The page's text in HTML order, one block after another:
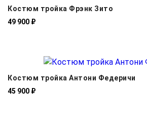
Костюм тройка Фрэнк Зито
49 900 ₽
Костюм тройка Антони Федеричи
45 900 ₽